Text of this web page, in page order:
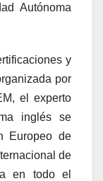
Autónoma
y
por
el experto
inglés se
Europeo de
de
en todo el